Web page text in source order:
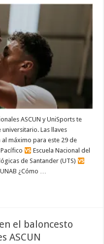
ASCUN y UniSports te
Las llaves
máximo para este 29 de
Escuela Nacional del
de Santander (UTS)
¿Cómo …
el baloncesto
ASCUN